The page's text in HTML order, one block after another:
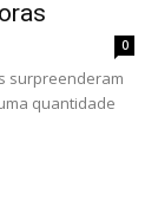
0
surpreenderam
quantidade